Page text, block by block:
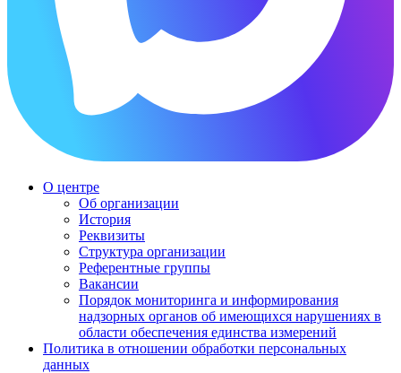
О центре
Об организации
История
Реквизиты
Структура организации
Референтные группы
Вакансии
Порядок мониторинга и информирования
надзорных органов об имеющихся нарушениях в
области обеспечения единства измерений
Политика в отношении обработки персональных
данных